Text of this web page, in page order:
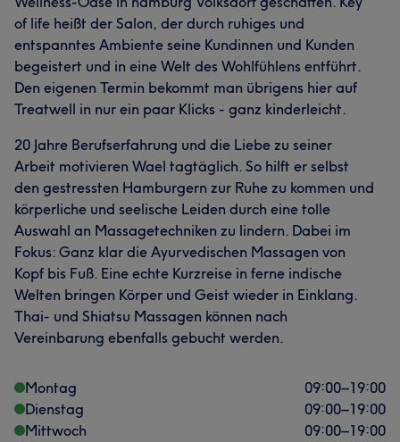
of life heißt der Salon, der durch ruhiges und
entspanntes Ambiente seine Kundinnen und Kunden
begeistert und in eine Welt des Wohlfühlens entführt.
Den eigenen Termin bekommt man übrigens hier auf
Treatwell in nur ein paar Klicks - ganz kinderleicht.
20 Jahre Berufserfahrung und die Liebe zu seiner
Arbeit motivieren Wael tagtäglich. So hilft er selbst
den gestressten Hamburgern zur Ruhe zu kommen und
körperliche und seelische Leiden durch eine tolle
Auswahl an Massagetechniken zu lindern. Dabei im
Fokus: Ganz klar die Ayurvedischen Massagen von
Kopf bis Fuß. Eine echte Kurzreise in ferne indische
Welten bringen Körper und Geist wieder in Einklang.
Thai- und Shiatsu Massagen können nach
Vereinbarung ebenfalls gebucht werden.
Montag 09:00–19:00
Dienstag
09:00–19:00
Mittwoch
09:00–19:00